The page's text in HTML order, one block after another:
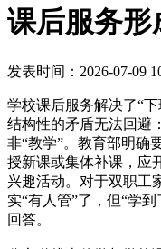
课后服务
发表时间：2026-07-09
学校课后服务解决了“
结构性的矛盾无法回避
非“教学”。教育部明确
授新课或集体补课，应
兴趣活动。对于双职工
实“有人管”了，但“学
回答。